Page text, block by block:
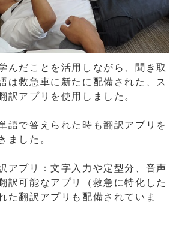
だことを活用しながら、聞き取
は救急車に新たに配備された、ス
訳アプリを使用しました。
語で答えられた時も翻訳アプリを
ました。
アプリ：文字入力や定型分、音声
訳可能なアプリ（救急に特化した
た翻訳アプリも配備されていま